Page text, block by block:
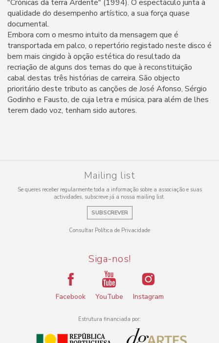
"Crónicas da terra Ardente" (1994). O espectáculo junta à
qualidade do desempenho artístico, a sua força quase
documental.
Embora com o mesmo intuito da mensagem que é
transportada em palco, o repertório registado neste disco é
bem mais cingido à opção estética do resultado da
recriação de alguns dos temas do que à reconstituição
cabal destas três histórias de carreira. São objecto
prioritário deste tributo as canções de José Afonso, Sérgio
Godinho e Fausto, de cuja letra e música, para além de lhes
terem dado voz, tenham sido autores.
Mailing list
Se queres receber regularmente toda a informação sobre a associação e suas
actividades, subscreve já a nossa mailing list.
SUBSCREVER
Consultar Política de Privacidade
Siga-nos!
Facebook YouTube Instagram
Estrutura financiada por: